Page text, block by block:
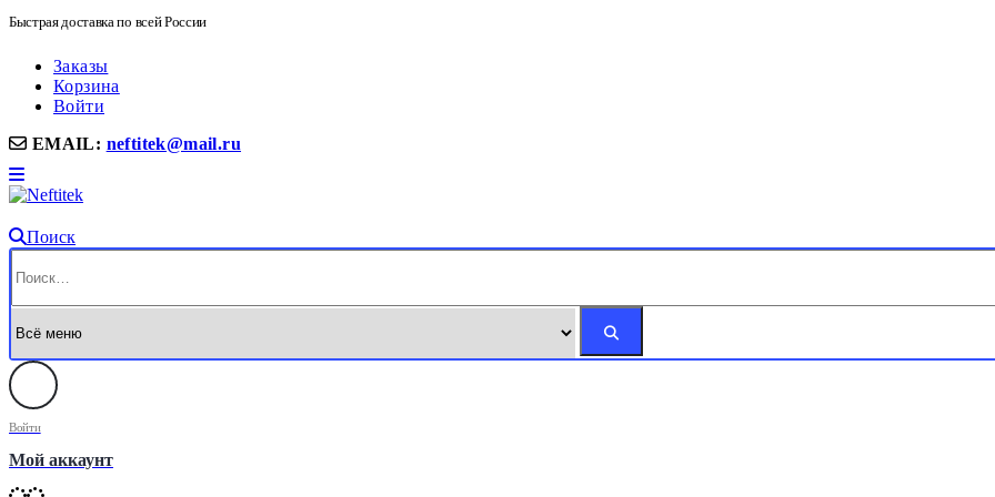
Быстрая доставка по всей России
Заказы
Корзина
Войти
EMAIL: neftitek@mail.ru
Поиск
Войти
Мой аккаунт